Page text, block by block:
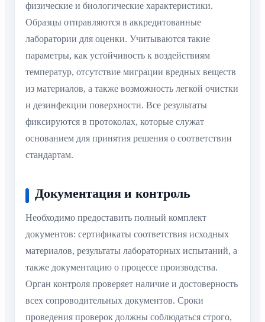
физические и биологические характеристики.
Образцы отправляются в аккредитованные
лаборатории для оценки. Учитываются такие
параметры, как устойчивость к воздействиям
температур, отсутствие миграции вредных веществ
из материалов, а также возможность легкой очистки
и дезинфекции поверхности. Все результаты
фиксируются в протоколах, которые служат
основанием для принятия решения о соответствии
стандартам.
Документация и контроль
Необходимо предоставить полный комплект
документов: сертификаты соответствия исходных
материалов, результаты лабораторных испытаний, а
также документацию о процессе производства.
Орган контроля проверяет наличие и достоверность
всех сопроводительных документов. Сроки
проведения проверок должны соблюдаться строго,